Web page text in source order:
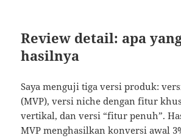
Review detail: apa
hasilnya
Saya menguji tiga versi produk:
(MVP), versi niche dengan fitur
vertikal, dan versi “fitur penuh”.
MVP menghasilkan konversi awal